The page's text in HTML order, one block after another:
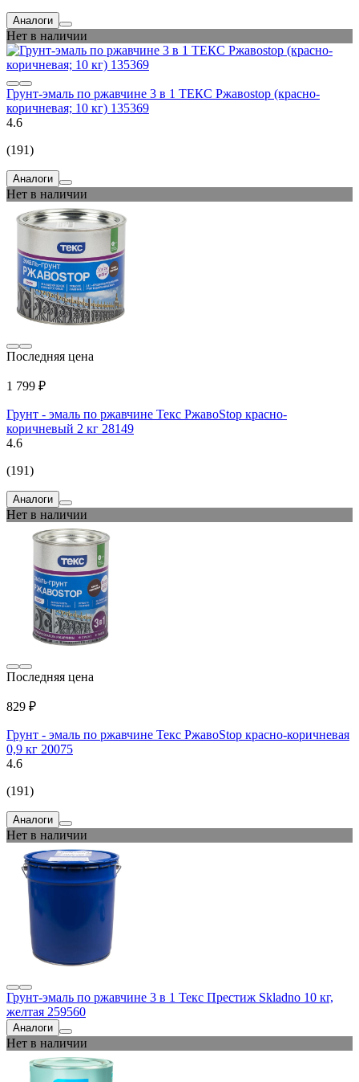
Аналоги
Нет в наличии
Грунт-эмаль по ржавчине 3 в 1 ТЕКС Ржавоstop (красно-
коричневая; 10 кг) 135369
4.6
(191)
Аналоги
Нет в наличии
Последняя цена
1 799 ₽
Грунт - эмаль по ржавчине Текс РжавоStop красно-
коричневый 2 кг 28149
4.6
(191)
Аналоги
Нет в наличии
Последняя цена
829 ₽
Грунт - эмаль по ржавчине Текс РжавоStop красно-коричневая
0,9 кг 20075
4.6
(191)
Аналоги
Нет в наличии
Грунт-эмаль по ржавчине 3 в 1 Текс Престиж Skladno 10 кг,
желтая 259560
Аналоги
Нет в наличии